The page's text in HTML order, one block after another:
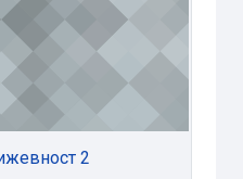
2